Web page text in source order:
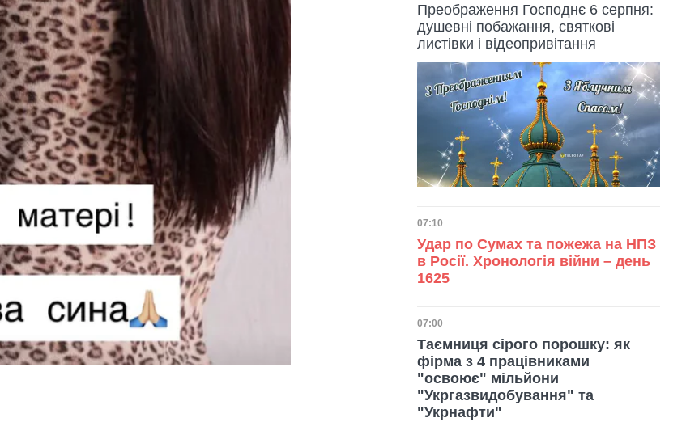
Преображення Господнє 6 серпня:
душевні побажання, святкові
листівки і відеопривітання
Дата публікації
07:10
Удар по Сумах та пожежа на НПЗ
в Росії. Хронологія війни – день
1625
Дата публікації
07:00
Таємниця сірого порошку: як
фірма з 4 працівниками
"освоює" мільйони
"Укргазвидобування" та
"Укрнафти"